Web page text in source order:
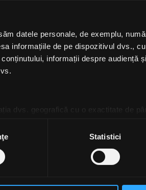
datele personale, de exemplu,
informațiile de pe dispozitivul dvs.,
informații despre audiență
dvs. geografică cu o exactitate de
dvs. personale și configurați-vă
Declarația despre modulele cookie.
sociale, de publicitate și de
Statistici